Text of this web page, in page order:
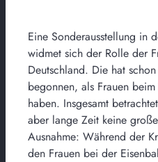
Eine Sonderausstellung in
widmet sich der Rolle der
Deutschland. Die hat
begonnen, als Frauen
haben. Insgesamt
aber lange Zeit keine
Ausnahme: Während der
den Frauen bei der